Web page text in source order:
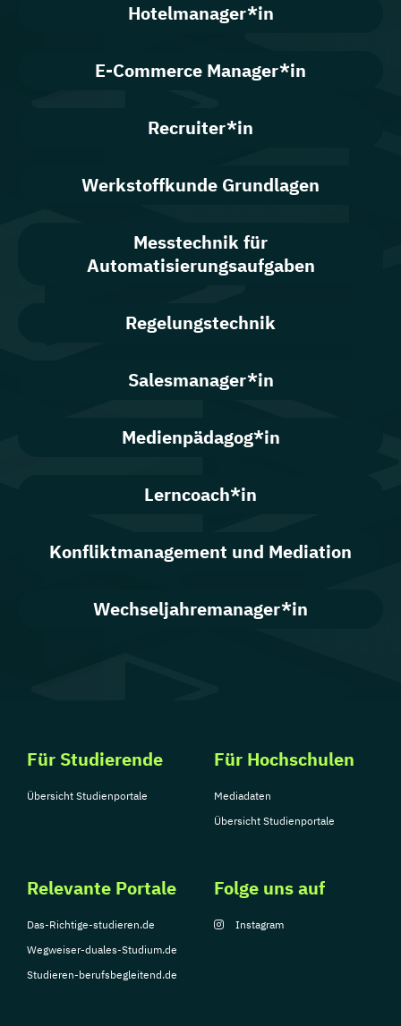
Hotelmanager*in
E-Commerce Manager*in
Recruiter*in
Werkstoffkunde Grundlagen
Messtechnik für
Automatisierungsaufgaben
Regelungstechnik
Salesmanager*in
Medienpädagog*in
Lerncoach*in
Konfliktmanagement und Mediation
Wechseljahremanager*in
Für Studierende
Übersicht Studienportale
Für Hochschulen
Mediadaten
Übersicht Studienportale
Relevante Portale
Das-Richtige-studieren.de
Wegweiser-duales-Studium.de
Studieren-berufsbegleitend.de
Folge uns auf
Instagram